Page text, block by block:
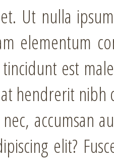
Ut nulla
elementum
est
hendrerit nibh
accumsan
elit?